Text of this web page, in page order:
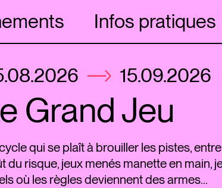
Infos pratiques
15.09.2026
Grand Jeu
qui se plaît à brouiller les pistes,
du risque, jeux menés manette en main,
où les règles deviennent des armes...